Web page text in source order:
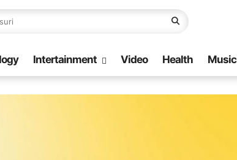
Intertainment Video Health Music